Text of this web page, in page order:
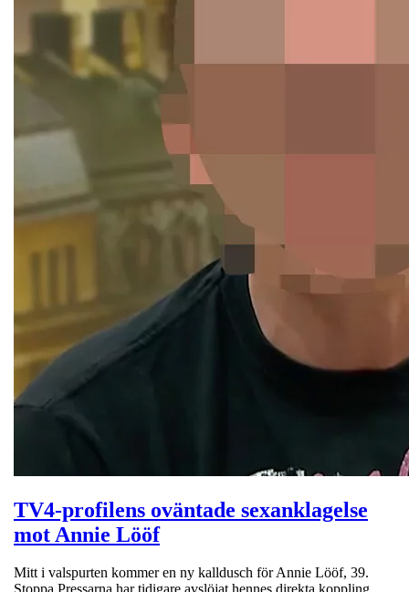
TV4-profilens oväntade sexanklagelse
mot Annie Lööf
Mitt i valspurten kommer en ny kalldusch för Annie Lööf, 39.